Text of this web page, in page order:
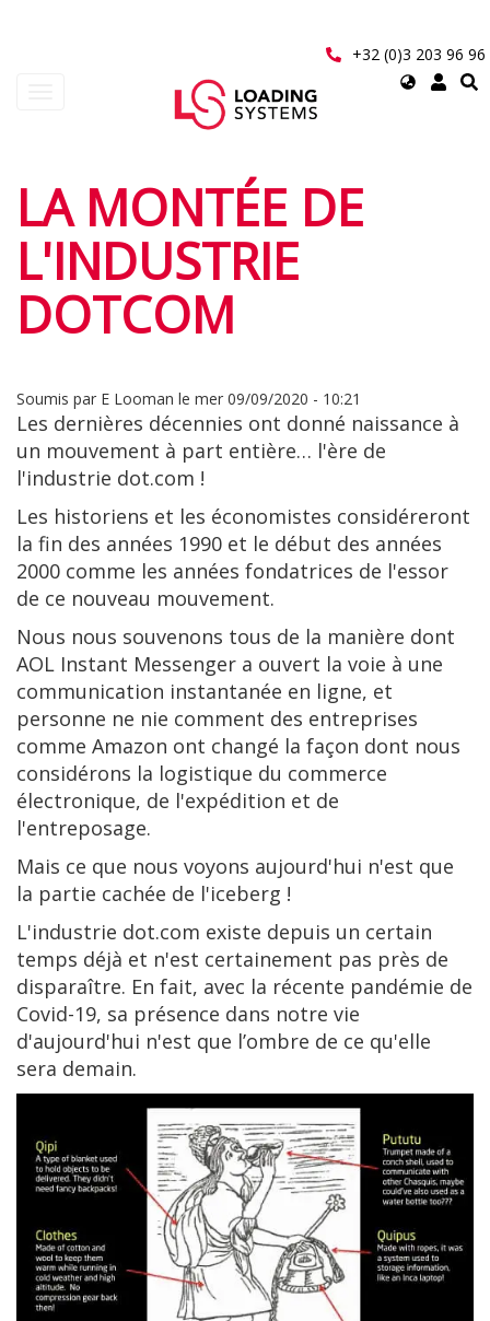
+32 (0)3 203 96 96
Select
User
account
menu
LA MONTÉE DE
L'INDUSTRIE
DOTCOM
Soumis par E Looman le mer 09/09/2020 - 10:21
Les dernières décennies ont donné naissance à
un mouvement à part entière… l'ère de
l'industrie dot.com !
Les historiens et les économistes considéreront
la fin des années 1990 et le début des années
2000 comme les années fondatrices de l'essor
de ce nouveau mouvement.
Nous nous souvenons tous de la manière dont
AOL Instant Messenger a ouvert la voie à une
communication instantanée en ligne, et
personne ne nie comment des entreprises
comme Amazon ont changé la façon dont nous
considérons la logistique du commerce
électronique, de l'expédition et de
l'entreposage.
Mais ce que nous voyons aujourd'hui n'est que
la partie cachée de l'iceberg !
L'industrie dot.com existe depuis un certain
temps déjà et n'est certainement pas près de
disparaître. En fait, avec la récente pandémie de
Covid-19, sa présence dans notre vie
d'aujourd'hui n'est que l’ombre de ce qu'elle
sera demain.